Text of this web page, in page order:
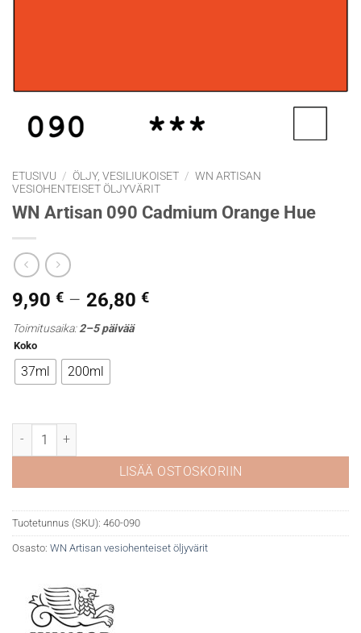
ETUSIVU / ÖLJY, VESILIUKOISET / WN ARTISAN
VESIOHENTEISET ÖLJYVÄRIT
WN Artisan 090 Cadmium Orange Hue
9,90 € – 26,80 €Hintaluokka:
Toimitusaika:2–5 päivää
Koko
37ml 200ml
WN Artisan 090 Cadmium Orange Hue määrä
LISÄÄ OSTOSKORIIN
Tuotetunnus (SKU): 460-090
Osasto: WN Artisan vesiohenteiset öljyvärit